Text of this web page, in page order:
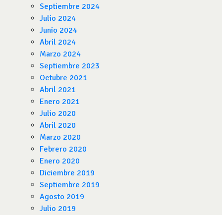
Septiembre 2024
Julio 2024
Junio 2024
Abril 2024
Marzo 2024
Septiembre 2023
Octubre 2021
Abril 2021
Enero 2021
Julio 2020
Abril 2020
Marzo 2020
Febrero 2020
Enero 2020
Diciembre 2019
Septiembre 2019
Agosto 2019
Julio 2019